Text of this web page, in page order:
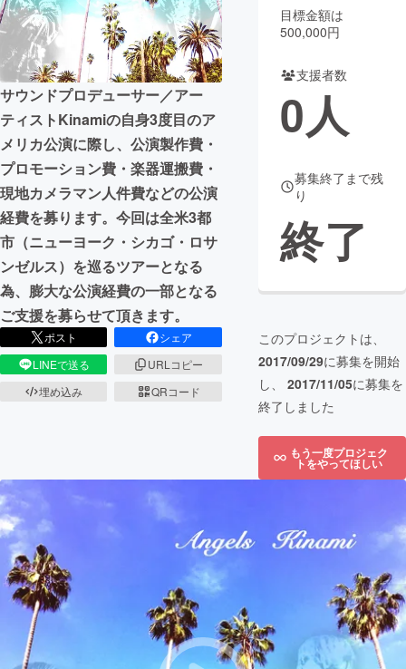
ビジネス・起業 チャレンジ
まちづくり・地域活性化
CAMPFIRE for Social Good
CAMPFIRE Creation
CAMPFIREふるさと納税 machi-ya
サウンドプロデューサー／アー
ティストKinamiの自身3度目のア
メリカ公演に際し、公演製作費・
プロモーション費・楽器運搬費・
現地カメラマン人件費などの公演
経費を募ります。今回は全米3都
市（ニューヨーク・シカゴ・ロサ
ンゼルス）を巡るツアーとなる
為、膨大な公演経費の一部となる
ご支援を募らせて頂きます。
ポスト
シェア
LINEで送る
URLコピー
埋め込み
QRコード
目標金額は
500,000円
支援者数
0人
募集終了まで残
り
終了
このプロジェクトは、
2017/09/29に募集を開始
し、 2017/11/05に募集を
終了しました
もう一度プロジェク
トをやってほしい